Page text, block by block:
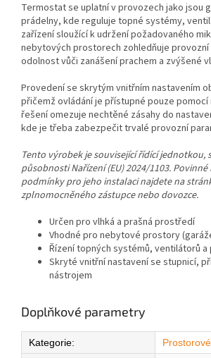
Termostat se uplatní v provozech jako jsou
prádelny, kde reguluje topné systémy,
zařízení sloužící k udržení požadovaného
nebytových prostorech zohledňuje provozní
odolnost vůči zanášení prachem a zvýšené
Provedení se skrytým vnitřním nastavením
přičemž ovládání je přístupné pouze
řešení omezuje nechtěné zásahy do
kde je třeba zabezpečit trvalé provozní
Tento výrobek je související řídící jednotkou,
působnosti Nařízení (EU) 2024/1103.
podmínky pro jeho instalaci najdete na
zplnomocněného zástupce nebo dovozce.
Určen pro vlhká a prašná prostředí
Vhodné pro nebytové prostory
Řízení topných systémů, ventilátorů
Skryté vnitřní nastavení se stupnicí,
nástrojem
Doplňkové parametry
Kategorie: